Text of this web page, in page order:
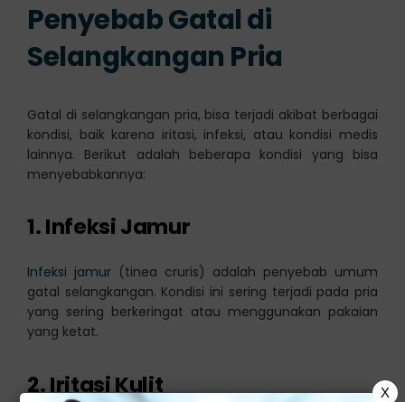
Penyebab Gatal di
Selangkangan Pria
Gatal di selangkangan pria, bisa terjadi akibat berbagai
kondisi, baik karena iritasi, infeksi, atau kondisi medis
lainnya. Berikut adalah beberapa kondisi yang bisa
menyebabkannya:
1. Infeksi Jamur
Infeksi jamur (tinea cruris) adalah penyebab umum
gatal selangkangan. Kondisi ini sering terjadi pada pria
yang sering berkeringat atau menggunakan pakaian
yang ketat.
2. Iritasi Kulit X